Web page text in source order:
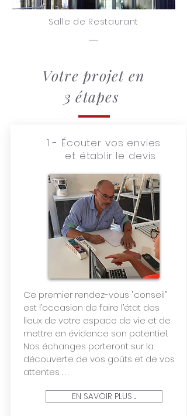
Salle de Restaurant
1 - Écouter vos envies
et établir le devis
Ce premier rendez-vous "conseil"
est l’occasion de faire l’état des
lieux de votre espace de vie et de
mettre en évidence son potentiel.
Nos échanges porteront sur la
découverte de vos goûts et de vos
attentes . . .
EN SAVOIR PLUS ...
Votre projet en
3 étapes